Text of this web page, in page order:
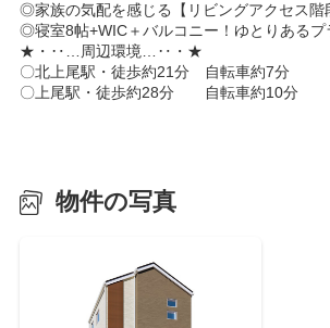
◎家族の気配を感じる【リビングアクセス階
◎寝室8帖+WIC＋バルコニー！ゆとりあるプ
★・‥…周辺環境…‥・★
〇北上尾駅・徒歩約21分 自転車約7分
〇上尾駅・徒歩約28分 自転車約10分
物件の写真